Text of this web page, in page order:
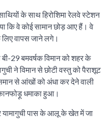
के साथ हिरोशिमा रेलवे स्टेशन
कि वे कोई सामान छोड़ आए हैं। वे
वापस जाने लगे।
29 बमवर्षक विमान को शहर के
ने विमान से छोटी वस्तु को पैराशूट
से आंखों को अंधा कर देने वाली
धमाका हुआ।
पास के आलू के खेत में जा